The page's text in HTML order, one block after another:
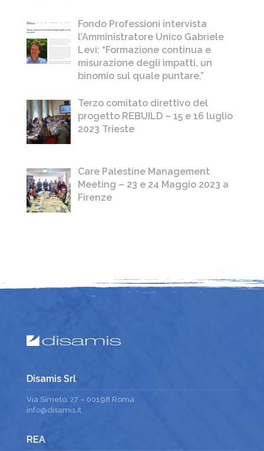
Fondo Professioni intervista
l’Amministratore Unico Gabriele
Levi: “Formazione continua e
misurazione degli impatti, un
binomio sul quale puntare.”
Terzo comitato direttivo del
progetto REBUILD – 15 e 16 luglio
2023 Trieste
Care Palestine Management
Meeting – 23 e 24 Maggio 2023 a
Firenze
Disamis Srl
Via Simeto, 27 – 00198 Roma
info@disamis.it
REA